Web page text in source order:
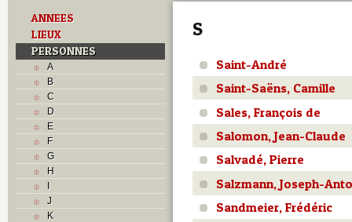
ANNEES
LIEUX
PERSONNES
A
B
C
D
E
F
G
H
I
J
K
S
Saint-André
Saint-Saëns, Camille
Sales, François de
Salomon, Jean-Claude
Salvadé, Pierre
Salzmann, Joseph-
Sandmeier, Frédéric